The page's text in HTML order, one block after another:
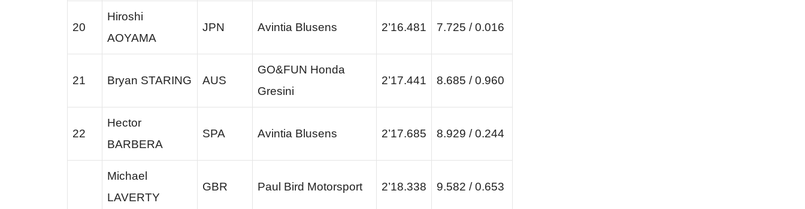
20
Hiroshi
AOYAMA
JPN Avintia Blusens 2’16.481 7.725 / 0.016
21 Bryan STARING AUS
GO&FUN Honda
Gresini
2’17.441 8.685 / 0.960
22
Hector
BARBERA
SPA Avintia Blusens 2’17.685 8.929 / 0.244
Michael
LAVERTY
GBR Paul Bird Motorsport 2’18.338 9.582 / 0.653